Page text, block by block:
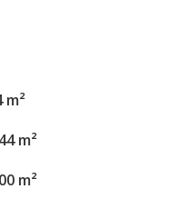
les plus prisés de la
m²
m²
m²